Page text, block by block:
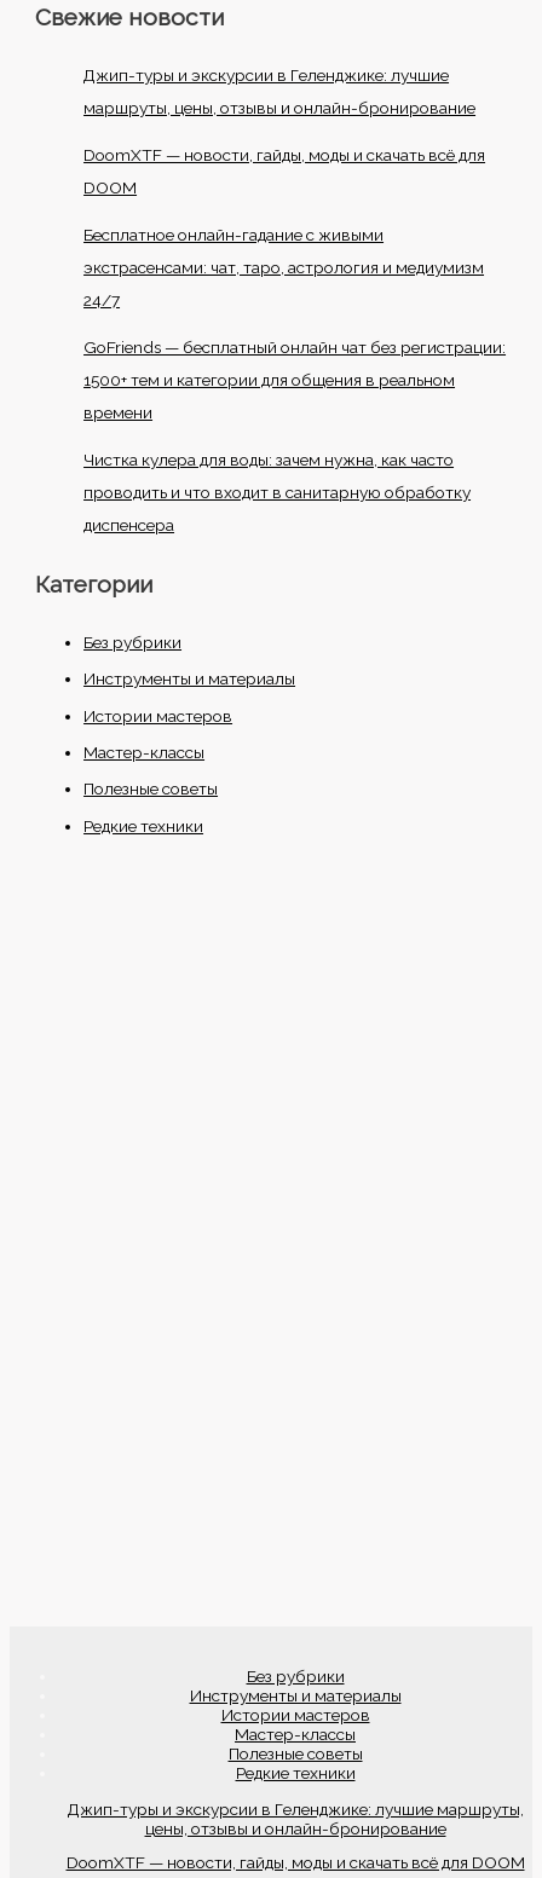
Свежие новости
Джип-туры и экскурсии в Геленджике: лучшие
маршруты, цены, отзывы и онлайн-бронирование
DoomXTF — новости, гайды, моды и скачать всё для
DOOM
Бесплатное онлайн-гадание с живыми
экстрасенсами: чат, таро, астрология и медиумизм
24/7
GoFriends — бесплатный онлайн чат без регистрации:
1500+ тем и категории для общения в реальном
времени
Чистка кулера для воды: зачем нужна, как часто
проводить и что входит в санитарную обработку
диспенсера
Категории
Без рубрики
Инструменты и материалы
Истории мастеров
Мастер-классы
Полезные советы
Редкие техники
Без рубрики
Инструменты и материалы
Истории мастеров
Мастер-классы
Полезные советы
Редкие техники
Джип-туры и экскурсии в Геленджике: лучшие маршруты,
цены, отзывы и онлайн-бронирование
DoomXTF — новости, гайды, моды и скачать всё для DOOM